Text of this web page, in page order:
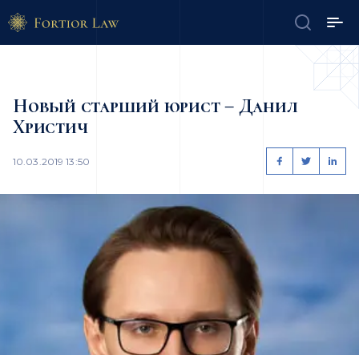
Новый старший юрист – Данил
Христич
10.03.2019 13:50